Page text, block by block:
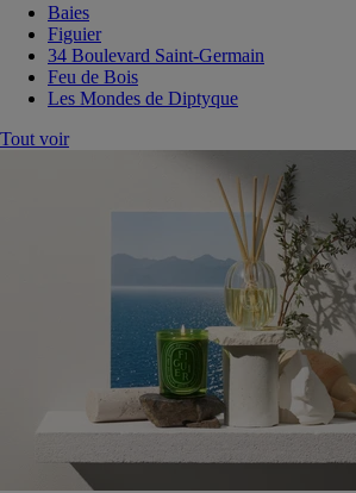
Baies
Figuier
34 Boulevard Saint-Germain
Feu de Bois
Les Mondes de Diptyque
Tout voir